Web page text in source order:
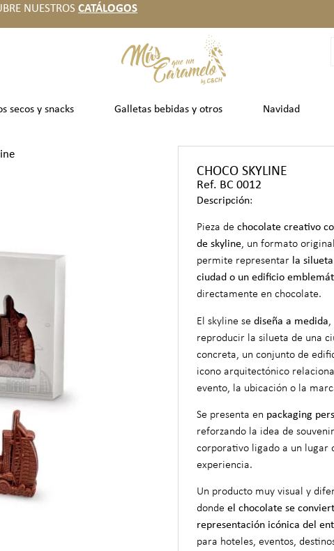
NUESTROSCATÁLOGOS
secos y snacks Galletas bebidas y otros Navidad
CHOCO SKYLINE
Ref. BC 0012
Descripción:
Pieza de chocolate creativo
de skyline, un formato
permite representar la
ciudad o un edificio
directamente en chocolate.
El skyline se diseña a medida,
reproducir la silueta de una
concreta, un conjunto de
icono arquitectónico
evento, la ubicación o la
Se presenta en packaging
reforzando la idea de
corporativo ligado a un lugar
experiencia.
Un producto muy visual y
donde el chocolate se
representación icónica del
para hoteles, eventos,